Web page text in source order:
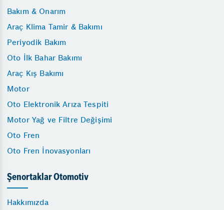
Bakım & Onarım
Araç Klima Tamir & Bakımı
Periyodik Bakım
Oto İlk Bahar Bakımı
Araç Kış Bakımı
Motor
Oto Elektronik Arıza Tespiti
Motor Yağ ve Filtre Değişimi
Oto Fren
Oto Fren İnovasyonları
Şenortaklar Otomotiv
Hakkımızda